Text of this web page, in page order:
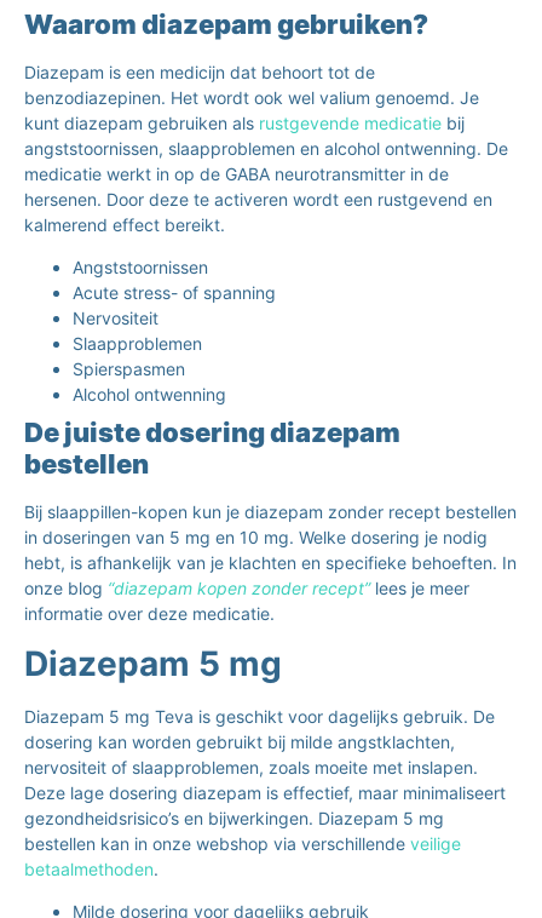
Waarom diazepam gebruiken?
Diazepam is een medicijn dat behoort tot de
benzodiazepinen. Het wordt ook wel valium genoemd. Je
kunt diazepam gebruiken als rustgevende medicatie bij
angststoornissen, slaapproblemen en alcohol ontwenning. De
medicatie werkt in op de GABA neurotransmitter in de
hersenen. Door deze te activeren wordt een rustgevend en
kalmerend effect bereikt.
Angststoornissen
Acute stress- of spanning
Nervositeit
Slaapproblemen
Spierspasmen
Alcohol ontwenning
De juiste dosering diazepam
bestellen
Bij slaappillen-kopen kun je diazepam zonder recept bestellen
in doseringen van 5 mg en 10 mg. Welke dosering je nodig
hebt, is afhankelijk van je klachten en specifieke behoeften. In
onze blog “diazepam kopen zonder recept”lees je meer
informatie over deze medicatie.
Diazepam 5 mg
Diazepam 5 mg Teva is geschikt voor dagelijks gebruik. De
dosering kan worden gebruikt bij milde angstklachten,
nervositeit of slaapproblemen, zoals moeite met inslapen.
Deze lage dosering diazepam is effectief, maar minimaliseert
gezondheidsrisico’s en bijwerkingen. Diazepam 5 mg
bestellen kan in onze webshop via verschillende veilige
betaalmethoden.
Milde dosering voor dagelijks gebruik